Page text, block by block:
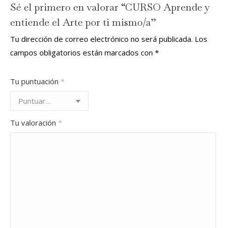
Sé el primero en valorar “CURSO Aprende y
entiende el Arte por ti mismo/a”
Tu dirección de correo electrónico no será publicada. Los
campos obligatorios están marcados con *
Tu puntuación *
Tu valoración *